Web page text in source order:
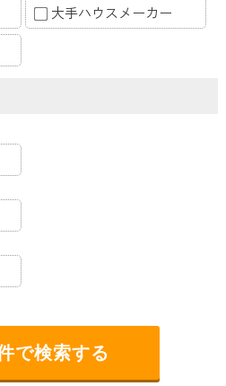
大手ハウスメーカー